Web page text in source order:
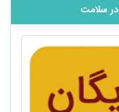
سلامت